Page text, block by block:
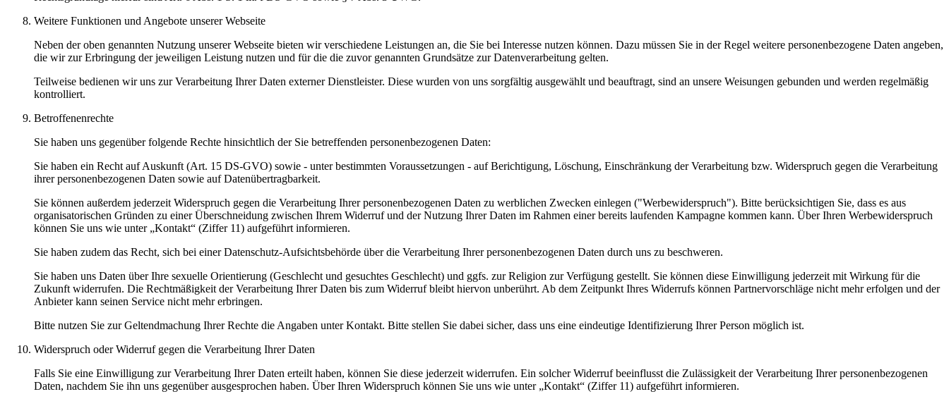
Weitere Funktionen und Angebote unserer Webseite
Neben der oben genannten Nutzung unserer Webseite bieten wir verschiedene Leistungen an, die Sie bei Interesse nutzen können. Dazu müssen Sie in der Regel weitere personenbezogene Daten angeben,
die wir zur Erbringung der jeweiligen Leistung nutzen und für die die zuvor genannten Grundsätze zur Datenverarbeitung gelten.
Teilweise bedienen wir uns zur Verarbeitung Ihrer Daten externer Dienstleister. Diese wurden von uns sorgfältig ausgewählt und beauftragt, sind an unsere Weisungen gebunden und werden regelmäßig
kontrolliert.
Betroffenenrechte
Sie haben uns gegenüber folgende Rechte hinsichtlich der Sie betreffenden personenbezogenen Daten:
Sie haben ein Recht auf Auskunft (Art. 15 DS-GVO) sowie - unter bestimmten Voraussetzungen - auf Berichtigung, Löschung, Einschränkung der Verarbeitung bzw. Widerspruch gegen die Verarbeitung
ihrer personenbezogenen Daten sowie auf Datenübertragbarkeit.
Sie können außerdem jederzeit Widerspruch gegen die Verarbeitung Ihrer personenbezogenen Daten zu werblichen Zwecken einlegen ("Werbewiderspruch"). Bitte berücksichtigen Sie, dass es aus
organisatorischen Gründen zu einer Überschneidung zwischen Ihrem Widerruf und der Nutzung Ihrer Daten im Rahmen einer bereits laufenden Kampagne kommen kann. Über Ihren Werbewiderspruch
können Sie uns wie unter „Kontakt“ (Ziffer 11) aufgeführt informieren.
Sie haben zudem das Recht, sich bei einer Datenschutz-Aufsichtsbehörde über die Verarbeitung Ihrer personenbezogenen Daten durch uns zu beschweren.
Sie haben uns Daten über Ihre sexuelle Orientierung (Geschlecht und gesuchtes Geschlecht) und ggfs. zur Religion zur Verfügung gestellt. Sie können diese Einwilligung jederzeit mit Wirkung für die
Zukunft widerrufen. Die Rechtmäßigkeit der Verarbeitung Ihrer Daten bis zum Widerruf bleibt hiervon unberührt. Ab dem Zeitpunkt Ihres Widerrufs können Partnervorschläge nicht mehr erfolgen und der
Anbieter kann seinen Service nicht mehr erbringen.
Bitte nutzen Sie zur Geltendmachung Ihrer Rechte die Angaben unter Kontakt. Bitte stellen Sie dabei sicher, dass uns eine eindeutige Identifizierung Ihrer Person möglich ist.
Widerspruch oder Widerruf gegen die Verarbeitung Ihrer Daten
Falls Sie eine Einwilligung zur Verarbeitung Ihrer Daten erteilt haben, können Sie diese jederzeit widerrufen. Ein solcher Widerruf beeinflusst die Zulässigkeit der Verarbeitung Ihrer personenbezogenen
Daten, nachdem Sie ihn uns gegenüber ausgesprochen haben. Über Ihren Widerspruch können Sie uns wie unter „Kontakt“ (Ziffer 11) aufgeführt informieren.